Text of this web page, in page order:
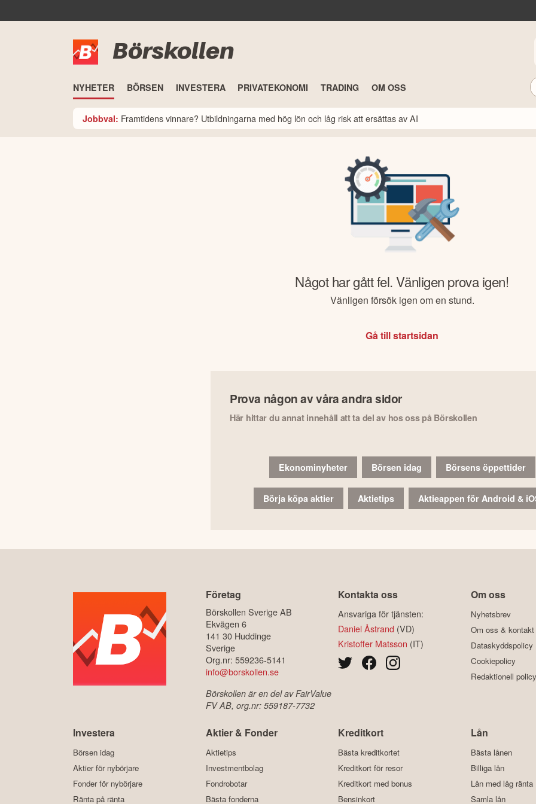
Börskollen
NYHETER BÖRSEN INVESTERA PRIVATEKONOMI TRADING OM OSS
Jobbval: Framtidens vinnare? Utbildningarna med hög lön och låg risk att ersättas av AI
Något har gått fel. Vänligen prova igen!
Vänligen försök igen om en stund.
Gå till startsidan
Prova någon av våra andra sidor
Här hittar du annat innehåll att ta del av hos oss på Börskollen
Ekonominyheter Börsen idag Börsens öppettider
Börja köpa aktier Aktietips Aktieappen för Android &
Företag
Börskollen Sverige AB
Ekvägen 6
141 30 Huddinge
Sverige
Org.nr: 559236-5141
info@borskollen.se
Börskollen är en del av FairValue
FV AB, org.nr: 559187-7732
Kontakta oss
Ansvariga för tjänsten:
Daniel Åstrand (VD)
Kristoffer Matsson (IT)
Om oss
Nyhetsbrev
Om oss & kontakt
Dataskyddspolicy
Cookiepolicy
Redaktionell policy
Investera
Börsen idag
Aktier för nybörjare
Fonder för nybörjare
Ränta på ränta
Aktier & Fonder
Aktietips
Investmentbolag
Fondrobotar
Bästa fonderna
Kreditkort
Bästa kreditkortet
Kreditkort för resor
Kreditkort med bonus
Bensinkort
Lån
Bästa lånen
Billiga lån
Lån med låg ränta
Samla lån